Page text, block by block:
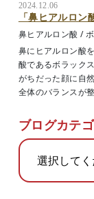
2024.12.06
「鼻ヒアルロ
鼻ヒアルロン酸 /
鼻にヒアルロン酸
酸であるボラック
がちだった顔に自
全体のバランスが
ブログカテ